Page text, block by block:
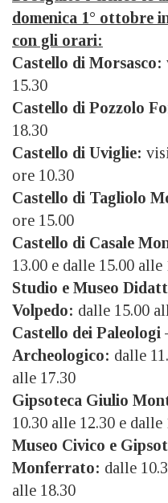
domenica 1° ottobre
con gli orari:
Castello di Morsasco:
15.30
Castello di Pozzolo
18.30
Castello di Uviglie:
ore 10.30
Castello di Tagliolo
ore 15.00
Castello di Casale
13.00 e dalle 15.00 alle
Studio e Museo
Volpedo: dalle 15.00
Castello dei Paleologi
Archeologico: dalle
alle 17.30
Gipsoteca Giulio
10.30 alle 12.30 e dalle
Museo Civico e
Monferrato: dalle
alle 18.30